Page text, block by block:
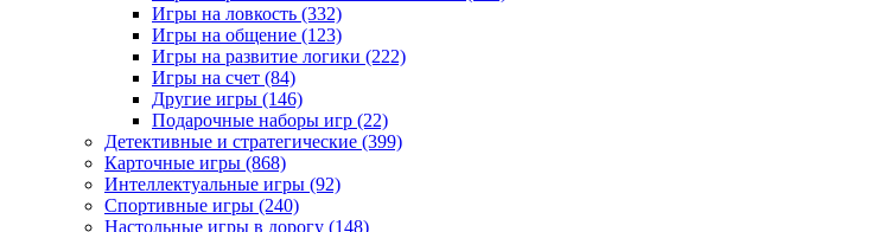
Игры на ловкость (332)
Игры на общение (123)
Игры на развитие логики (222)
Игры на счет (84)
Другие игры (146)
Подарочные наборы игр (22)
Детективные и стратегические (399)
Карточные игры (868)
Интеллектуальные игры (92)
Спортивные игры (240)
Настольные игры в дорогу (148)